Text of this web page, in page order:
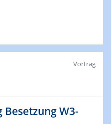
von
Wasserstoff.
Vortrag
W3-